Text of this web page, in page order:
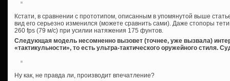
Кстати, в сравнении с прототипом, описанным в упомянутой выше
вид его серьезно изменился (можете сравнить сами). Даже стопоры
260 fps (79 м/с) при усилии натяжения 175 фунтов.
Следующая модель несомненно вызовет (точнее, уже вызвала)
«тактикульности», то есть ультра-тактического оружейного стиля.
Ну как, не правда ли, производит впечатление?